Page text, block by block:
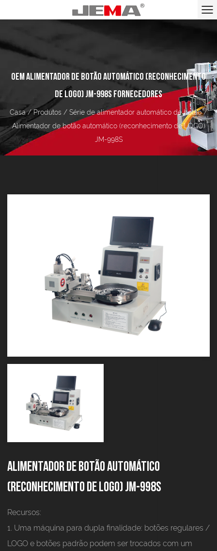
OEM ALIMENTADOR DE BOTÃO AUTOMÁTICO (RECONHECIMENTO
DE LOGO) JM-998S FORNECEDORES
Casa/Produtos / Série de alimentador automático de botão/
Alimentador de botão automático (reconhecimento de LOGO)
JM-998S
Alimentador de botão automático
(reconhecimento de LOGO) JM-998S
Recursos:
1. Uma máquina para dupla finalidade: botões regulares /
LOGO e botões padrão podem ser trocados com um